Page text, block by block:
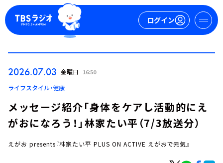
ログイン
ログイン
2026.07.03 金曜日 16:50
ライフスタイル・健康
メッセージ紹介「身体をケアし活動的にえ
がおになろう！」林家たい平（7/3放送分）
えがお presents『林家たい平 PLUS ON ACTIVE えがおで元気』